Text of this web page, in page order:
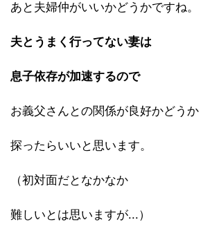
あと夫婦仲がいいかどうかですね。
夫とうまく行ってない妻は
息子依存が加速するので
お義父さんとの関係が良好かどうか
探ったらいいと思います。
（初対面だとなかなか
難しいとは思いますが...）